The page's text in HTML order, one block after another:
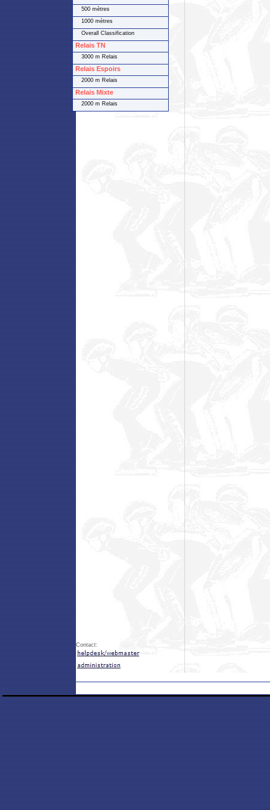
Contact:
500 mètres
1000 mètres
Overall Classification
Relais TN
3000 m Relais
Relais Espoirs
2000 m Relais
Relais Mixte
2000 m Relais